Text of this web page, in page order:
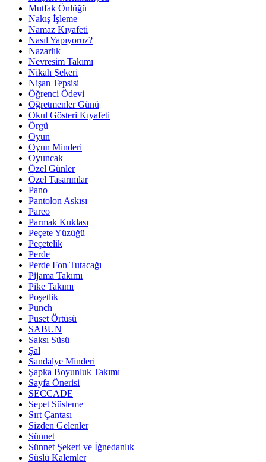
Mutfak Önlüğü
Nakış İşleme
Namaz Kıyafeti
Nasıl Yapıyoruz?
Nazarlık
Nevresim Takımı
Nikah Şekeri
Nişan Tepsisi
Öğrenci Ödevi
Öğretmenler Günü
Okul Gösteri Kıyafeti
Örgü
Oyun
Oyun Minderi
Oyuncak
Özel Günler
Özel Tasarımlar
Pano
Pantolon Askısı
Pareo
Parmak Kuklası
Peçete Yüzüğü
Peçetelik
Perde
Perde Fon Tutacağı
Pijama Takımı
Pike Takımı
Poşetlik
Punch
Puset Örtüsü
SABUN
Saksı Süsü
Şal
Sandalye Minderi
Şapka Boyunluk Takımı
Sayfa Önerisi
SECCADE
Sepet Süsleme
Sırt Çantası
Sizden Gelenler
Sünnet
Sünnet Şekeri ve İğnedanlık
Süslü Kalemler